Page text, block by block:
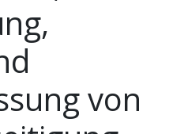
von